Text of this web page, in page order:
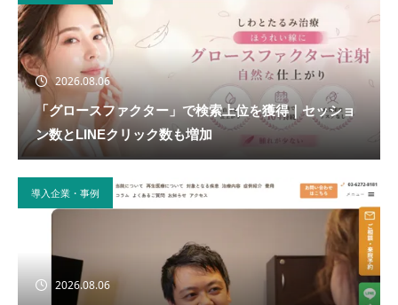
2026.08.06
「グロースファクター」で検索上位を獲得｜セッショ
ン数とLINEクリック数も増加
導入企業・事例
2026.08.06